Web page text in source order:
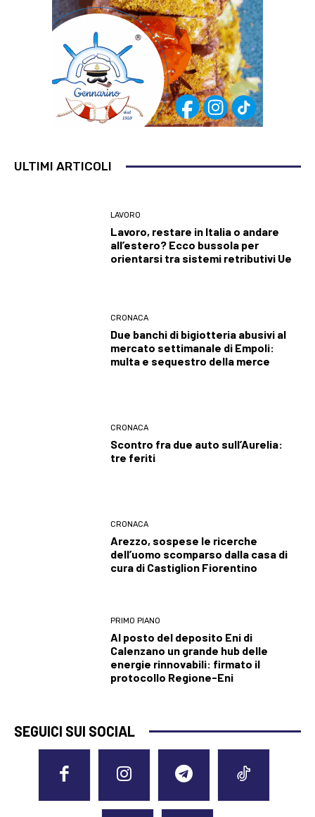
ULTIMI ARTICOLI
LAVORO
Lavoro, restare in Italia o andare
all’estero? Ecco bussola per
orientarsi tra sistemi retributivi Ue
CRONACA
Due banchi di bigiotteria abusivi al
mercato settimanale di Empoli:
multa e sequestro della merce
CRONACA
Scontro fra due auto sull’Aurelia:
tre feriti
CRONACA
Arezzo, sospese le ricerche
dell’uomo scomparso dalla casa di
cura di Castiglion Fiorentino
PRIMO PIANO
Al posto del deposito Eni di
Calenzano un grande hub delle
energie rinnovabili: firmato il
protocollo Regione-Eni
SEGUICI SUI SOCIAL